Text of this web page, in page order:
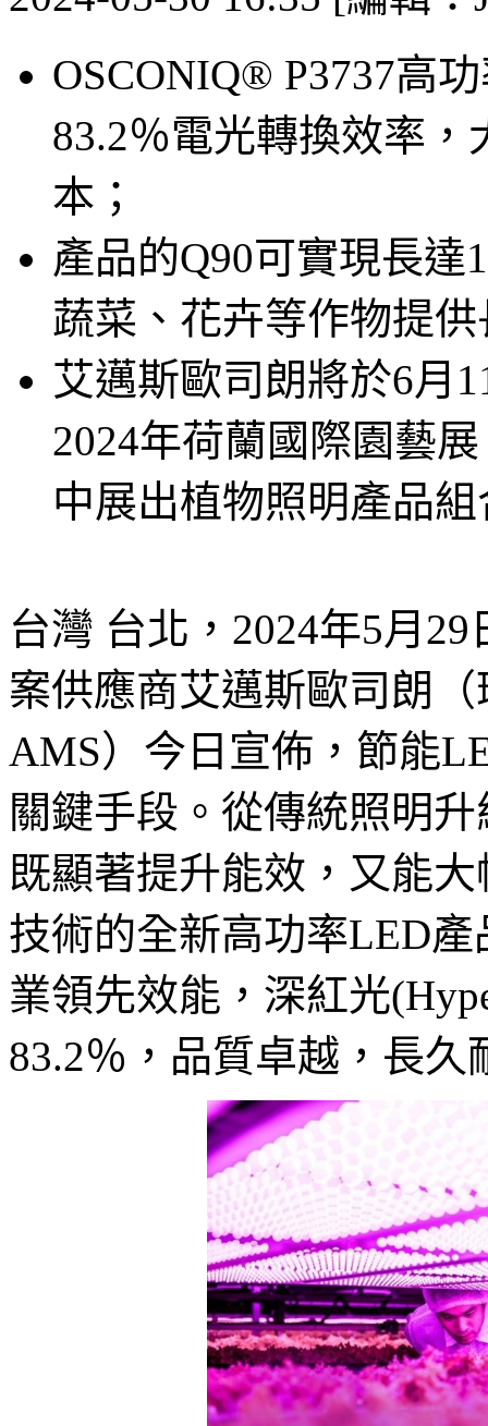
OSCONIQ® P3737高
83.2％電光轉換效率
本；
產品的Q90可實現長達
蔬菜、花卉等作物提
艾邁斯歐司朗將於6月
2024年荷蘭國際園藝展
中展出植物照明產品
台灣 台北，2024年5月
案供應商艾邁斯歐司朗
AMS）今日宣佈，節能
關鍵手段。從傳統照明
既顯著提升能效，又能
技術的全新高功率LED產
業領先效能，深紅光
83.2％，品質卓越，長久